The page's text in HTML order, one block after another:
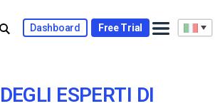
Dashboard Free Trial
ESPERTI DI